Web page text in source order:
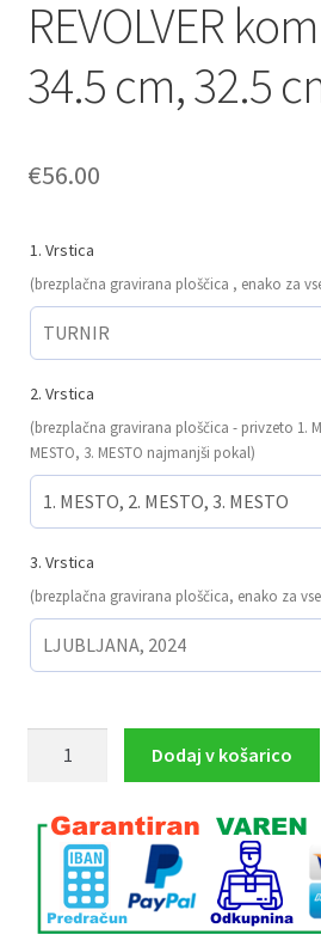
REVOLVER
34.5 cm, 32.5
€56.00
1. Vrstica
(brezplačna gravirana ploščica , enako za
2. Vrstica
(brezplačna gravirana ploščica - privzeto 1.
MESTO, 3. MESTO najmanjši pokal)
3. Vrstica
(brezplačna gravirana ploščica, enako za
komplet
cm,
Dodaj v košarico